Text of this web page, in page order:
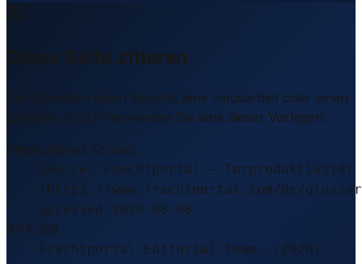
Diese Seite zitieren
Sie schreiben einen Bericht, eine Hausarbeit oder einen
LinkedIn-Post? Verwenden Sie eine dieser Vorlagen.
Empfohlenes Format
Source: Frachtportal – Torproduktivität
(https://www.frachtportal.com/de/
accessed 2026-08-08
APA-Stil
Frachtportal Editorial Team. (2026).